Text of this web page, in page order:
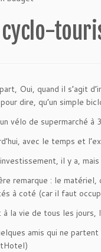
cyclo-
Oui, quand il s’agit
pour dire, qu’un simple
vélo de supermarché
avec le temps et
il y a,
remarque : le
à coté (car il faut
à la vie de tous les jours,
amis qui ne